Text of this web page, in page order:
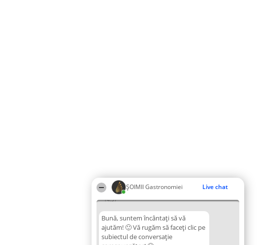
ȘOIMII Gastronomiei Live chat
14:57
Bună, suntem încântați să vă
ajutăm! 🙂 Vă rugăm să faceți clic pe
subiectul de conversație